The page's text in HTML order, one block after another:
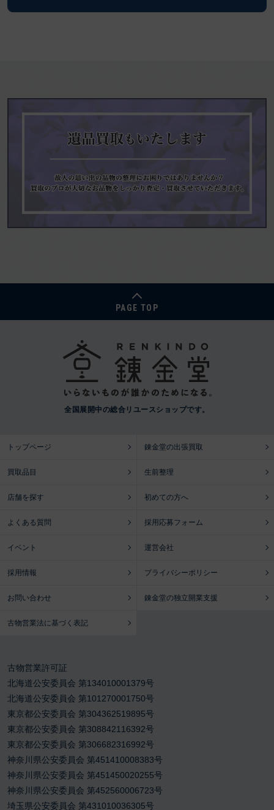
PAGE TOP
全国展開中の総合リユースショップです。
トップページ 錬金堂の出張買取
買取品目 生前整理
店舗を探す 初めての方へ
よくある質問 採用応募フォーム
イベント 運営会社
採用情報 プライバシーポリシー
お問い合わせ 錬金堂の独立開業支援
古物営業法に基づく表記
古物営業許可証
北海道公安委員会 第134010001379号
北海道公安委員会 第101270001750号
東京都公安委員会 第304362519895号
東京都公安委員会 第308842116392号
東京都公安委員会 第306682316992号
神奈川県公安委員会 第451410008383号
神奈川県公安委員会 第451450020255号
神奈川県公安委員会 第452560006723号
埼玉県公安委員会 第431010036305号